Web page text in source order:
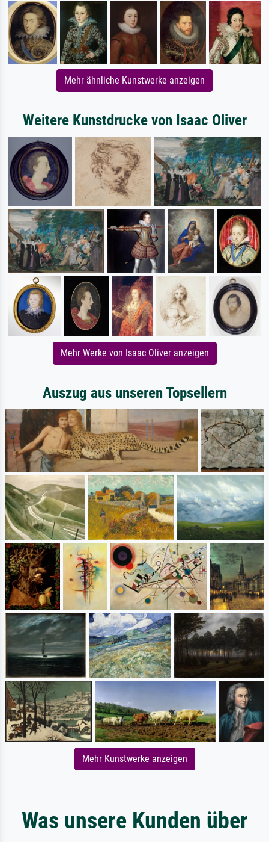
Mehr ähnliche Kunstwerke anzeigen
Weitere Kunstdrucke von Isaac Oliver
Mehr Werke von Isaac Oliver anzeigen
Auszug aus unseren Topsellern
Mehr Kunstwerke anzeigen
Was unsere Kunden über